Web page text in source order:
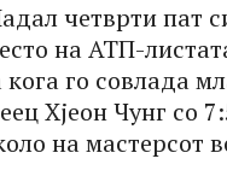
четврти пат
на АТП-
го совлада
Хјеон Чунг со
на мастерсот